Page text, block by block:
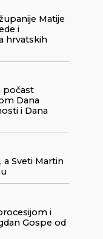
Matije
i
hrvatskih
počast
Dana
i Dana
Sveti Martin
i
Gospe od